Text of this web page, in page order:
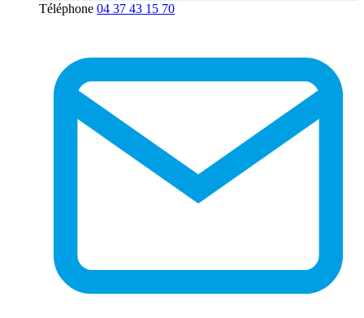
Téléphone 04 37 43 15 70